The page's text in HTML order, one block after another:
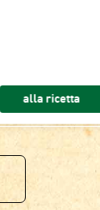
alla ricetta